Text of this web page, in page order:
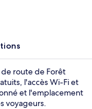
de route de Forêt
l'accès Wi-Fi et
et l'emplacement
voyageurs.